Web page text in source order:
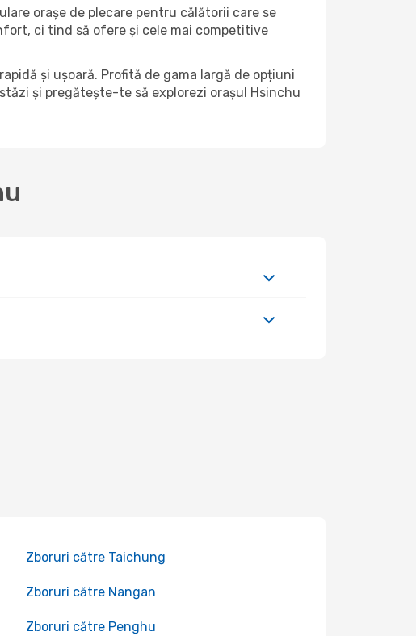
orașe de plecare pentru călătorii care se
ci tind să ofere și cele mai competitive
și ușoară. Profită de gama largă de opțiuni
și pregătește-te să explorezi orașul Hsinchu
Zboruri către Taichung
Zboruri către Nangan
Zboruri către Penghu